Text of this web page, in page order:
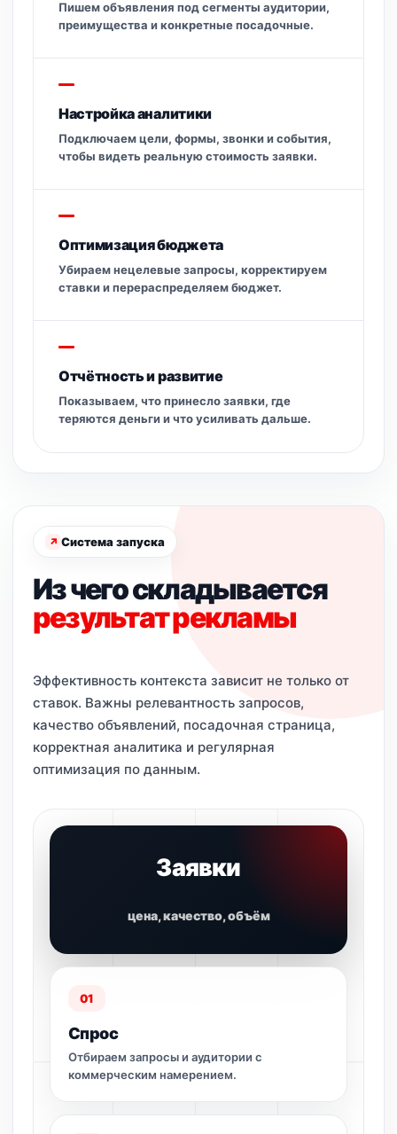
Пишем объявления под сегменты аудитории,
преимущества и конкретные посадочные.
Настройка аналитики
Подключаем цели, формы, звонки и события,
чтобы видеть реальную стоимость заявки.
Оптимизация бюджета
Убираем нецелевые запросы, корректируем
ставки и перераспределяем бюджет.
Отчётность и развитие
Показываем, что принесло заявки, где
теряются деньги и что усиливать дальше.
Система запуска
Из чего складывается
результат рекламы
Эффективность контекста зависит не только от
ставок. Важны релевантность запросов,
качество объявлений, посадочная страница,
корректная аналитика и регулярная
оптимизация по данным.
Заявки
цена, качество, объём
01
Спрос
Отбираем запросы и аудитории с
коммерческим намерением.